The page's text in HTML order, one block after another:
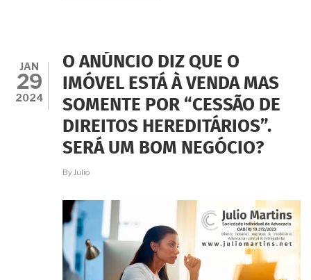
FALECIDO
PAI
DEIXOU
TUDO
EM
TESTAMENTO
PARA
MIM.
SOU
INVENTÁRIO
ASSIM?
JAN
29
2024
O ANÚNCIO DIZ QUE O
IMÓVEL ESTÁ À VENDA MAS
SOMENTE POR “CESSÃO DE
DIREITOS HEREDITÁRIOS”.
SERÁ UM BOM NEGÓCIO?
ByJulio